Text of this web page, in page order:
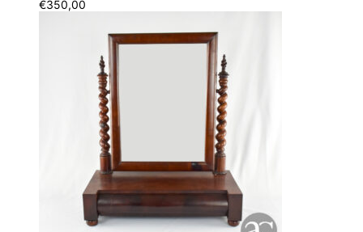
€350,00